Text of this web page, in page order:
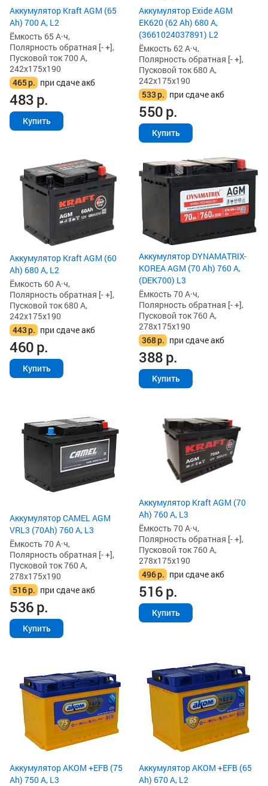
Аккумулятор Kraft AGM (65
Ah) 700 А, L2
Ёмкость 65 А·ч,
Полярность обратная [- +],
Пусковой ток 700 А,
242x175x190
465р. при сдаче акб
483р.
Купить
Аккумулятор Exide AGM
EK620 (62 Ah) 680 А,
(3661024037891) L2
Ёмкость 62 А·ч,
Полярность обратная [- +],
Пусковой ток 680 А,
242x175x190
533р. при сдаче акб
550р.
Купить
Аккумулятор Kraft AGM (60
Ah) 680 А, L2
Ёмкость 60 А·ч,
Полярность обратная [- +],
Пусковой ток 680 А,
242x175x190
443р. при сдаче акб
460р.
Купить
Аккумулятор DYNAMATRIX-
KOREA AGM (70 Ah) 760 А,
(DEK700) L3
Ёмкость 70 А·ч,
Полярность обратная [- +],
Пусковой ток 760 А,
278x175x190
368р. при сдаче акб
388р.
Купить
Аккумулятор CAMEL AGM
VRL3 (70Ah) 760 А, L3
Ёмкость 70 А·ч,
Полярность обратная [- +],
Пусковой ток 760 А,
278x175x190
516р. при сдаче акб
536р.
Купить
Аккумулятор Kraft AGM (70
Ah) 760 А, L3
Ёмкость 70 А·ч,
Полярность обратная [- +],
Пусковой ток 760 А,
278x175x190
496р. при сдаче акб
516р.
Купить
Аккумулятор AKOM +EFB (75
Ah) 750 А, L3
Аккумулятор AKOM +EFB (65
Ah) 670 А, L2